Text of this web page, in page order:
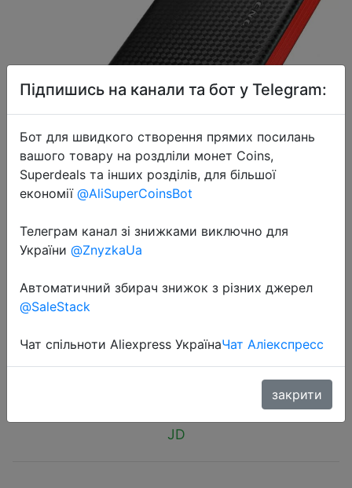
2018-09-14
10000mAh Двойной USB-выход Li-
Polymer Mobile Power Bank
$13.38
JD
Підпишись на канали та бот у Telegram:
Бот для швидкого створення прямих посилань
вашого товару на роздліли монет Coins,
Superdeals та інших розділів, для більшої
економії @AliSuperCoinsBot
Телеграм канал зі знижками виключно для
України @ZnyzkaUa
Автоматичний збирач знижок з різних джерел
@SaleStack
Чат спільноти Aliexpress УкраїнаЧат Аліекспресс
закрити